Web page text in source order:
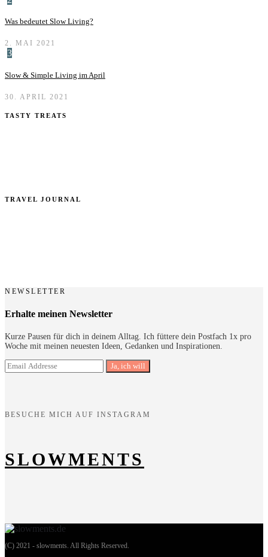
Was bedeutet Slow Living?
2. MAI 2021
3
Slow & Simple Living im April
30. APRIL 2021
TASTY TREATS
TRAVEL JOURNAL
NEWSLETTER
Erhalte meinen Newsletter
Kurze Pausen für dich in deinem Alltag. Ich füttere dein Postfach 1x pro
Woche mit meinen neuesten Ideen, Gedanken und Inspirationen.
BESUCHE MICH AUF INSTAGRAM
SLOWMENTS
(C) 2021 - slowments. All Rights Reserved.